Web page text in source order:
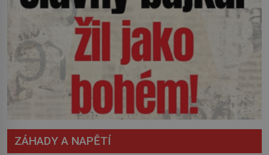
ZÁHADY A NAPĚTÍ